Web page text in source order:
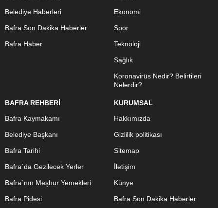
Belediye Haberleri
Bafra Son Dakika Haberler
Bafra Haber
Ekonomi
Spor
Teknoloji
Sağlık
Koronavirüs Nedir? Belirtileri
Nelerdir?
BAFRA REHBERİ
Bafra Kaymakamı
Belediye Başkanı
Bafra Tarihi
Bafra`da Gezilecek Yerler
Bafra`nın Meşhur Yemekleri
Bafra Pidesi
KURUMSAL
Hakkımızda
Gizlilik politikası
Sitemap
İletişim
Künye
Bafra Son Dakika Haberler